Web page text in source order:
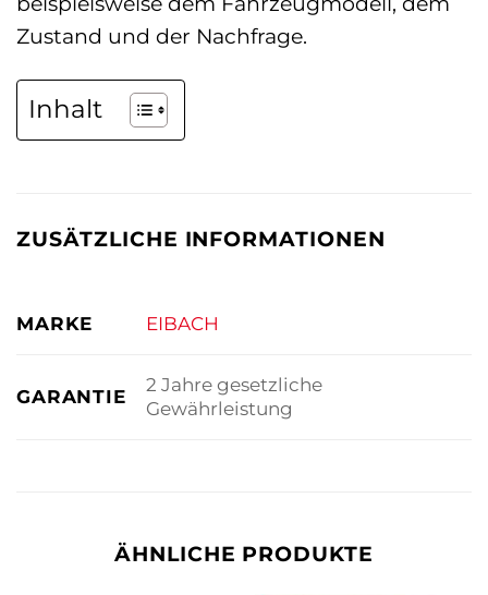
Zustand und der Nachfrage.
Inhalt
ZUSÄTZLICHE INFORMATIONEN
MARKE EIBACH
GARANTIE
2 Jahre gesetzliche
Gewährleistung
ÄHNLICHE PRODUKTE